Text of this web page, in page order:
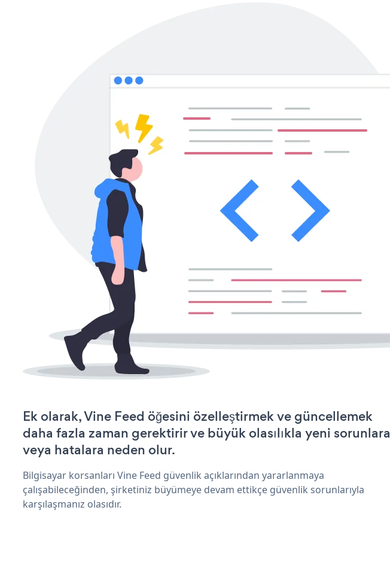
Ek olarak, Vine Feed öğesini özelleştirmek ve güncellemek
daha fazla zaman gerektirir ve büyük olasılıkla yeni sorunlara
veya hatalara neden olur.
Bilgisayar korsanları Vine Feed güvenlik açıklarından yararlanmaya
çalışabileceğinden, şirketiniz büyümeye devam ettikçe güvenlik sorunlarıyla
karşılaşmanız olasıdır.